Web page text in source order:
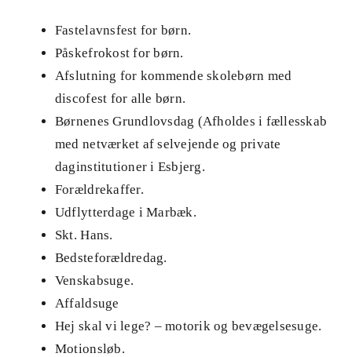
Fastelavnsfest for børn.
Påskefrokost for børn.
Afslutning for kommende skolebørn med
discofest for alle børn.
Børnenes Grundlovsdag (Afholdes i fællesskab
med netværket af selvejende og private
daginstitutioner i Esbjerg.
Forældrekaffer.
Udflytterdage i Marbæk.
Skt. Hans.
Bedsteforældredag.
Venskabsuge.
Affaldsuge
Hej skal vi lege? – motorik og bevægelsesuge.
Motionsløb.